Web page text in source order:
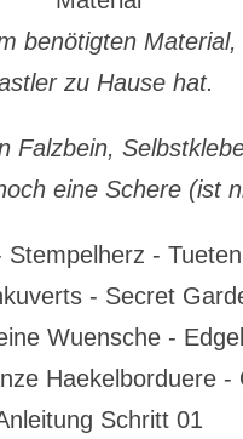
benötigten Material,
zu Hause hat.
Falzbein,
eine Schere (ist